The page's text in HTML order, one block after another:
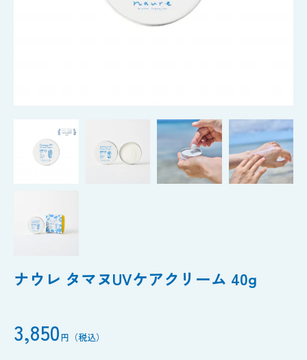
ナウレ タマヌUVケアクリーム 40g
3,850円（税込）